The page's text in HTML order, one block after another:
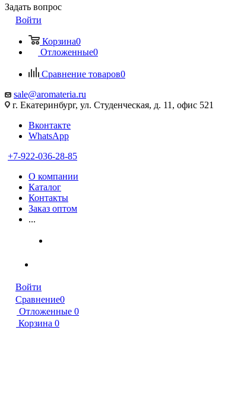
Задать вопрос
Войти
Корзина0
Отложенные0
Сравнение товаров0
sale@aromateria.ru
г. Екатеринбург, ул. Студенческая, д. 11, офис 521
Вконтакте
WhatsApp
+7-922-036-28-85
О компании
Каталог
Контакты
Заказ оптом
...
Войти
Сравнение0
Отложенные 0
Корзина 0